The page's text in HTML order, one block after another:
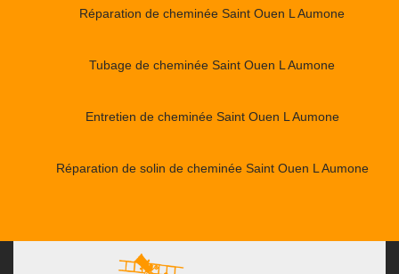
Réparation de cheminée Saint Ouen L Aumone
Tubage de cheminée Saint Ouen L Aumone
Entretien de cheminée Saint Ouen L Aumone
Réparation de solin de cheminée Saint Ouen L Aumone